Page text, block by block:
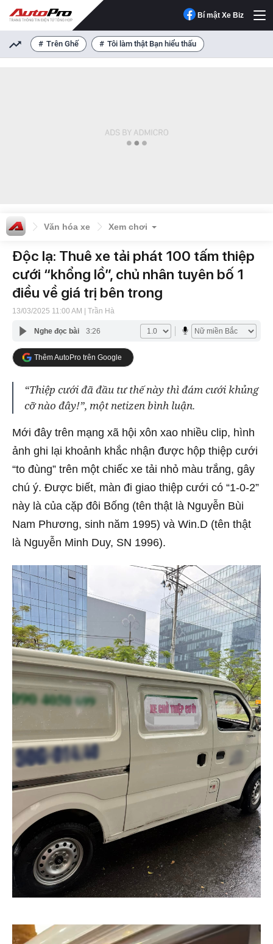
Bí mật Xe Biz
Trên Ghế Tôi làm thật Bạn hiểu thấu
Văn hóa xe Xem chơi
Độc lạ: Thuê xe tải phát 100 tấm thiệp
cưới “khổng lồ”, chủ nhân tuyên bố 1
điều về giá trị bên trong
13/03/2025 11:00 AM | Trần Hà
Nghe đọc bài 3:26
Thêm AutoPro trên Google
“Thiệp cưới đã đầu tư thế này thì đám cưới khủng
cỡ nào đây!”, một netizen bình luận.
Mới đây trên mạng xã hội xôn xao nhiều clip, hình
ảnh ghi lại khoảnh khắc nhận được hộp thiệp cưới
“to đùng” trên một chiếc xe tải nhỏ màu trắng, gây
chú ý. Được biết, màn đi giao thiệp cưới có “1-0-2”
này là của cặp đôi Bống (tên thật là Nguyễn Bùi
Nam Phương, sinh năm 1995) và Win.D (tên thật
là Nguyễn Minh Duy, SN 1996).